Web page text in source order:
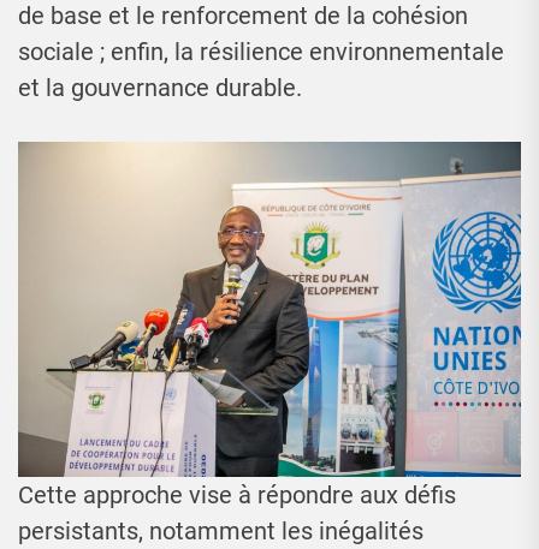
de base et le renforcement de la cohésion
sociale ; enfin, la résilience environnementale
et la gouvernance durable.
Cette approche vise à répondre aux défis
persistants, notamment les inégalités